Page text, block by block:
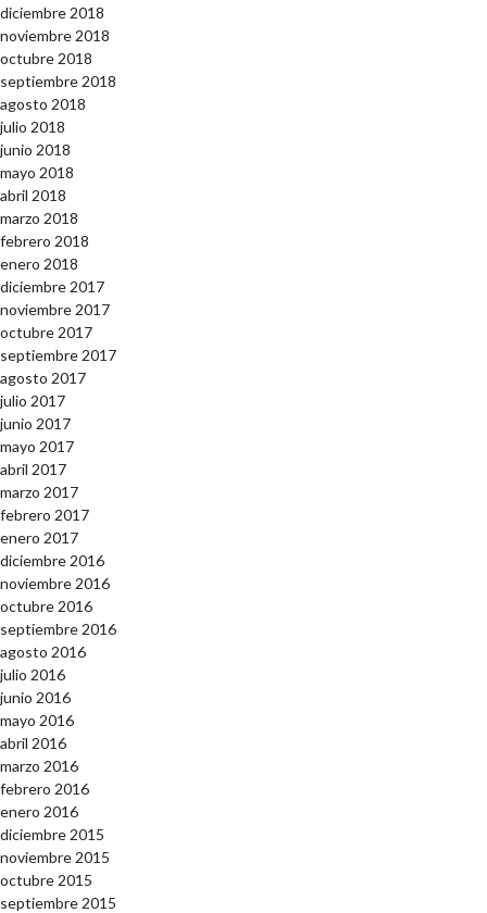
diciembre 2018
noviembre 2018
octubre 2018
septiembre 2018
agosto 2018
julio 2018
junio 2018
mayo 2018
abril 2018
marzo 2018
febrero 2018
enero 2018
diciembre 2017
noviembre 2017
octubre 2017
septiembre 2017
agosto 2017
julio 2017
junio 2017
mayo 2017
abril 2017
marzo 2017
febrero 2017
enero 2017
diciembre 2016
noviembre 2016
octubre 2016
septiembre 2016
agosto 2016
julio 2016
junio 2016
mayo 2016
abril 2016
marzo 2016
febrero 2016
enero 2016
diciembre 2015
noviembre 2015
octubre 2015
septiembre 2015